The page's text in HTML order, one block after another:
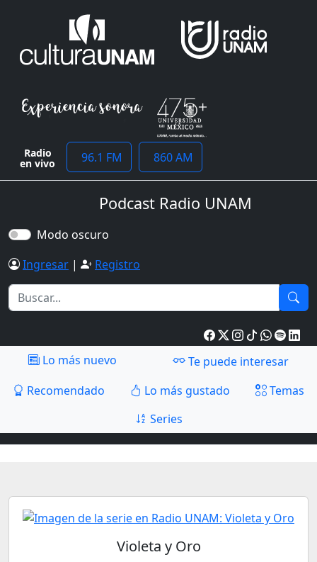
Radio
en vivo 96.1 FM 860 AM
Podcast Radio UNAM
Modo oscuro
Ingresar | Registro
Lo más nuevo
Te puede interesar
Recomendado
Lo más gustado
Temas
Series
Violeta y Oro